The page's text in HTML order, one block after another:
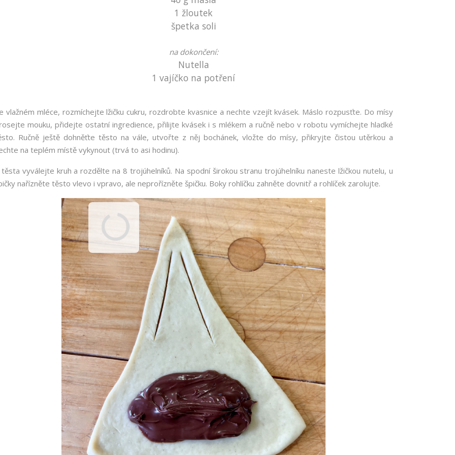
1 žloutek
špetka soli
na dokončení:
Nutella
1 vajíčko na potření
vlažném mléce, rozmíchejte lžičku cukru, rozdrobte kvasnice a nechte vzejít kvásek. Máslo rozpusťte. Do mísy
mouku, přidejte ostatní ingredience, přilijte kvásek i s mlékem a ručně nebo v robotu vymíchejte hladké
Ručně ještě dohněťte těsto na vále, utvořte z něj bochánek, vložte do mísy, přikryjte čistou utěrkou a
na teplém místě vykynout (trvá to asi hodinu).
těsta vyválejte kruh a rozdělte na 8 trojúhelníků. Na spodní širokou stranu trojúhelníku naneste lžičkou nutelu, u
nařízněte těsto vlevo i vpravo, ale neprořízněte špičku. Boky rohlíčku zahněte dovnitř a rohlíček zarolujte.